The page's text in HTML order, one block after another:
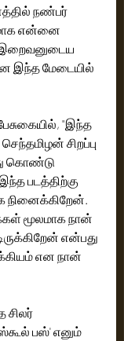
நண்பர்
என்னை
இறைவனுடைய
இந்த மேடையில்
"இந்த
சிறப்பு
கொண்டு
படத்திற்கு
நினைக்கிறேன்.
மூலமாக நான்
என்பது
என நான்
சிலர்
பஸ்' எனும்